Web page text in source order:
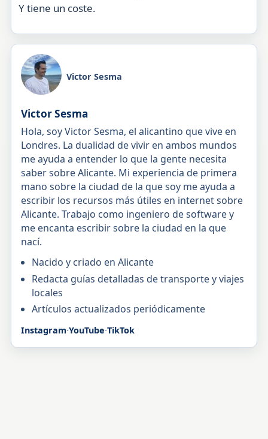
Y tiene un coste.
Victor Sesma
Victor Sesma
Hola, soy Victor Sesma, el alicantino que vive en
Londres. La dualidad de vivir en ambos mundos
me ayuda a entender lo que la gente necesita
saber sobre Alicante. Mi experiencia de primera
mano sobre la ciudad de la que soy me ayuda a
escribir los recursos más útiles en internet sobre
Alicante. Trabajo como ingeniero de software y
me encanta escribir sobre la ciudad en la que
nací.
Nacido y criado en Alicante
Redacta guías detalladas de transporte y viajes
locales
Artículos actualizados periódicamente
Instagram·YouTube·TikTok